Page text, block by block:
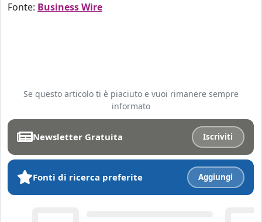
Fonte: Business Wire
Se questo articolo ti è piaciuto e vuoi rimanere sempre
informato
Newsletter Gratuita Iscriviti
Fonti di ricerca preferite Aggiungi